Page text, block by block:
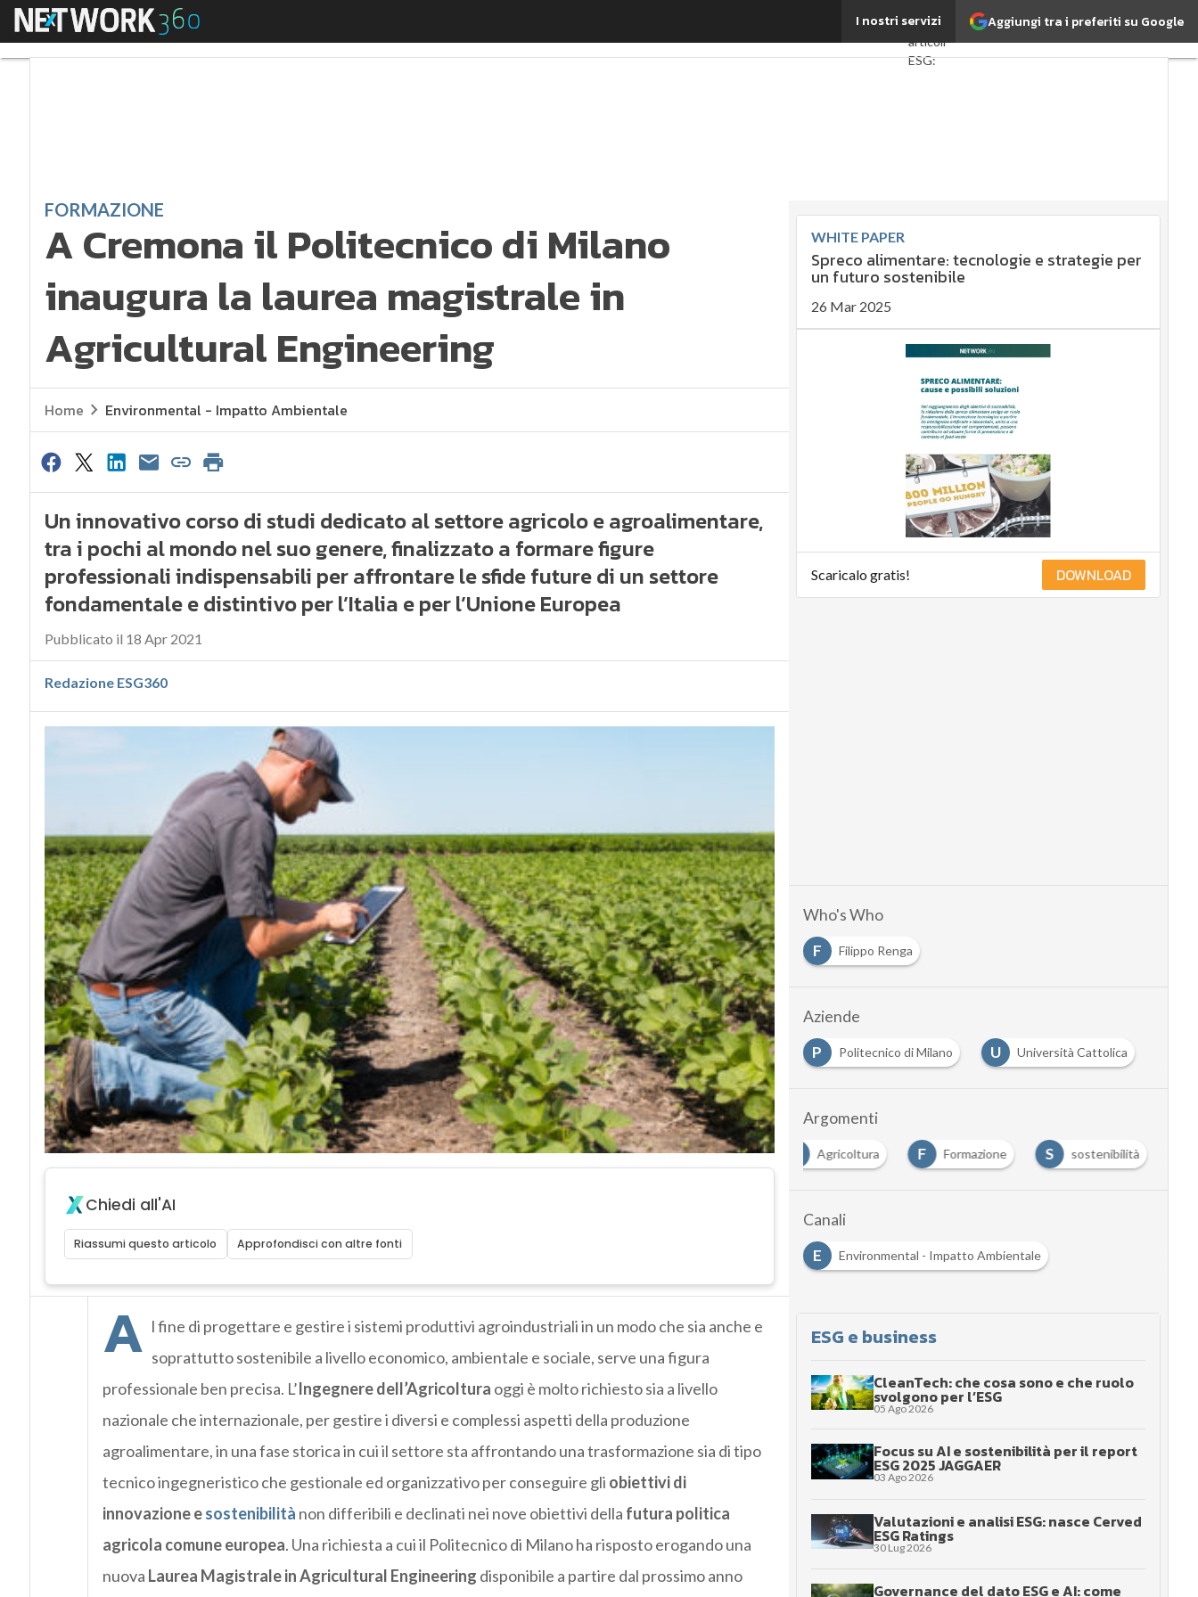
Aggiungi tra i preferiti su Google
I nostri servizi
Menu A Cremona il Politecnico di Milano inaugura la laurea magistrale in Agricultural EngineeringUltimi
articoli
ESG:
importante?
Ambiente
Economia
Sustainability
management
Energy
Management
Normative
e
Compliance
Corporate
governance
FORMAZIONE
A Cremona il Politecnico di Milano
inaugura la laurea magistrale in
Agricultural Engineering
Home Environmental - Impatto Ambientale
Un innovativo corso di studi dedicato al settore agricolo e agroalimentare,
tra i pochi al mondo nel suo genere, finalizzato a formare figure
professionali indispensabili per affrontare le sfide future di un settore
fondamentale e distintivo per l’Italia e per l’Unione Europea
Pubblicato il 18 Apr 2021
Redazione ESG360
Chiedi all'AI
Riassumi questo articolo Approfondisci con altre fonti
A l fine di progettare e gestire i sistemi produttivi agroindustriali in un modo che sia anche e
soprattutto sostenibile a livello economico, ambientale e sociale, serve una figura
professionale ben precisa. L’Ingegnere dell’Agricoltura oggi è molto richiesto sia a livello
nazionale che internazionale, per gestire i diversi e complessi aspetti della produzione
agroalimentare, in una fase storica in cui il settore sta affrontando una trasformazione sia di tipo
tecnico ingegneristico che gestionale ed organizzativo per conseguire gli obiettivi di
innovazione esostenibilità non differibili e declinati nei nove obiettivi della futura politica
agricola comune europea. Una richiesta a cui il Politecnico di Milano ha risposto erogando una
nuova Laurea Magistrale inAgricultural Engineering disponibile a partire dal prossimo anno
WHITE PAPER
Spreco alimentare: tecnologie e strategie per
un futuro sostenibile
26 Mar 2025
Scaricalo gratis! DOWNLOAD
Who's Who
F
Filippo Renga
Aziende
P
Politecnico di Milano U Università Cattolica
Argomenti
Agricoltura F Formazione S sostenibilità
Canali
E
Environmental - Impatto Ambientale
ESG e business
CleanTech: che cosa sono e che ruolo
svolgono per l’ESG
05 Ago 2026
Focus su AI e sostenibilità per il report
ESG 2025 JAGGAER
03 Ago 2026
Valutazioni e analisi ESG: nasce Cerved
ESG Ratings
30 Lug 2026
Governance del dato ESG e AI: come